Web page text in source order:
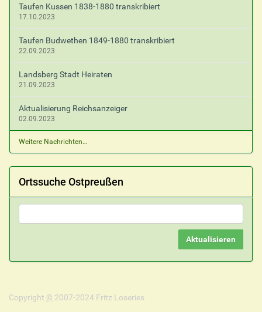
Taufen Kussen 1838-1880 transkribiert
17.10.2023
Taufen Budwethen 1849-1880 transkribiert
22.09.2023
Landsberg Stadt Heiraten
21.09.2023
Aktualisierung Reichsanzeiger
02.09.2023
Weitere Nachrichten…
Ortssuche Ostpreußen
Copyright © 2007-2024 Fritz Loseries